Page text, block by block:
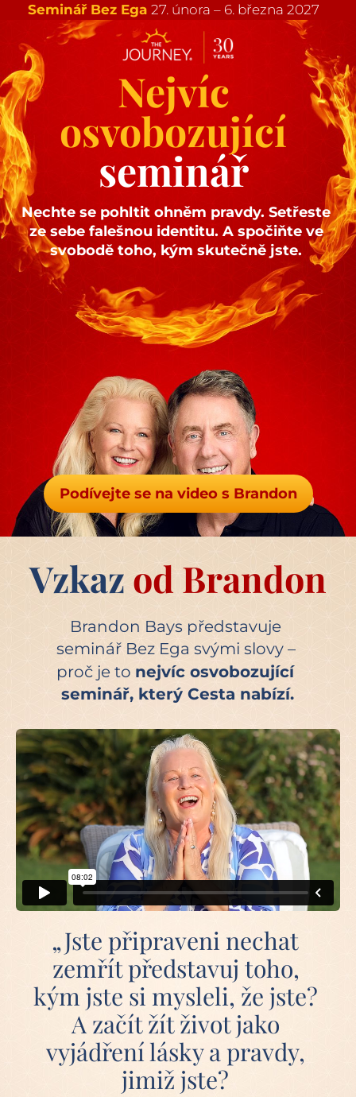
Seminář Bez Ega 27. února – 6. března 2027​​​​​​​
Nejvíc
seminář
Nechte se pohltit ohněm pravdy. Setřeste
ze sebe falešnou identitu. A spočiňte ve
svobodě toho, kým skutečně jste.
Podívejte se na video s Brandon
Vzkaz od Brandon
Brandon Bays představuje
seminář Bez Ega svými slovy –
proč je to nejvíc osvobozující
seminář, který Cesta nabízí.
„Jste připraveni nechat
zemřít představuj toho,
kým jste si mysleli, že jste?
A začít žít život jako
vyjádření lásky a pravdy,
jimiž jste?